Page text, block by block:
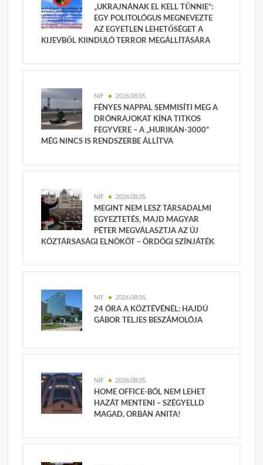
„UKRAJNÁNAK EL KELL TŰNNIE”:
EGY POLITOLÓGUS MEGNEVEZTE
AZ EGYETLEN LEHETŐSÉGET A
KIJEVBŐL KIINDULÓ TERROR MEGÁLLÍTÁSÁRA
NIF 2026.08.05.
FÉNYES NAPPAL SEMMISÍTI MEG A
DRÓNRAJOKAT KÍNA TITKOS
FEGYVERE – A „HURIKÁN-3000”
MÉG NINCS IS RENDSZERBE ÁLLÍTVA
NIF 2026.08.05.
MEGINT NEM LESZ TÁRSADALMI
EGYEZTETÉS, MAJD MAGYAR
PÉTER MEGVÁLASZTJA AZ ÚJ
KÖZTÁRSASÁGI ELNÖKÖT – ÖRDÖGI SZÍNJÁTÉK
NIF 2026.08.05.
24 ÓRA A KÖZTÉVÉNÉL: HAJDÚ
GÁBOR TELJES BESZÁMOLÓJA
NIF 2026.08.05.
HOME OFFICE-BÓL NEM LEHET
HAZÁT MENTENI – SZÉGYELLD
MAGAD, ORBÁN ANITA!